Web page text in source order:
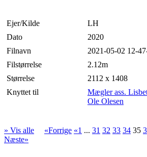
Ejer/Kilde
LH
Dato
2020
Filnavn
2021-05-02 12-
Filstørrelse
2.12m
Størrelse
2112 x 1408
Knyttet til
Mægler ass.
Ole Olesen
» Vis alle «Forrige «1 ... 31 32 33 34 35
Næste»